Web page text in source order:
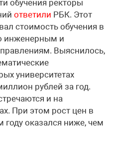
обучения ректоры
ответили РБК. Этот
стоимость обучения в
инженерным и
Выяснилось,
университетах
рублей за год.
и на
При этом рост цен в
году оказался ниже, чем